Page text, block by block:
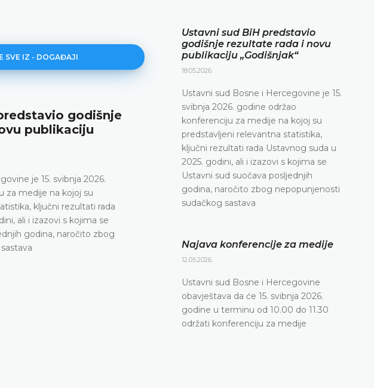
SVE IZ - DOGAĐAJI
godišnje
publikaciju
je 15. svibnja 2026.
za medije na kojoj su
ključni rezultati rada
ali i izazovi s kojima se
godina, naročito zbog
Najava konferencije za medije
12.05.2026.
Ustavni sud Bosne i Hercegovine obavještava
svibnja 2026. godine u terminu od 10.00 do
konferenciju za medije
DETALJNIJE
Ustavni sud BiH predstavio
godišnje rezultate rada i novu
publikaciju „Godišnjak“
18.05.2026.
Ustavni sud Bosne i Hercegovine je 15.
svibnja 2026. godine održao
konferenciju za medije na kojoj su
predstavljeni relevantna statistika,
ključni rezultati rada Ustavnog suda u
2025. godini, ali i izazovi s kojima se
Ustavni sud suočava posljednjih
godina, naročito zbog nepopunjenosti
sudačkog sastava
Najava konferencije za medije
12.05.2026.
Ustavni sud Bosne i Hercegovine
obavještava da će 15. svibnja 2026.
godine u terminu od 10.00 do 11.30
održati konferenciju za medije